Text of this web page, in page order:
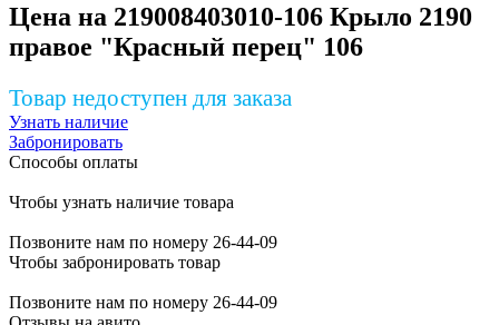
Цена на 219008403010-106 Крыло 2190
правое "Красный перец" 106
Товар недоступен для заказа
Узнать наличие
Забронировать
Способы оплаты
Чтобы узнать наличие товара
Позвоните нам по номеру 26-44-09
Чтобы забронировать товар
Позвоните нам по номеру 26-44-09